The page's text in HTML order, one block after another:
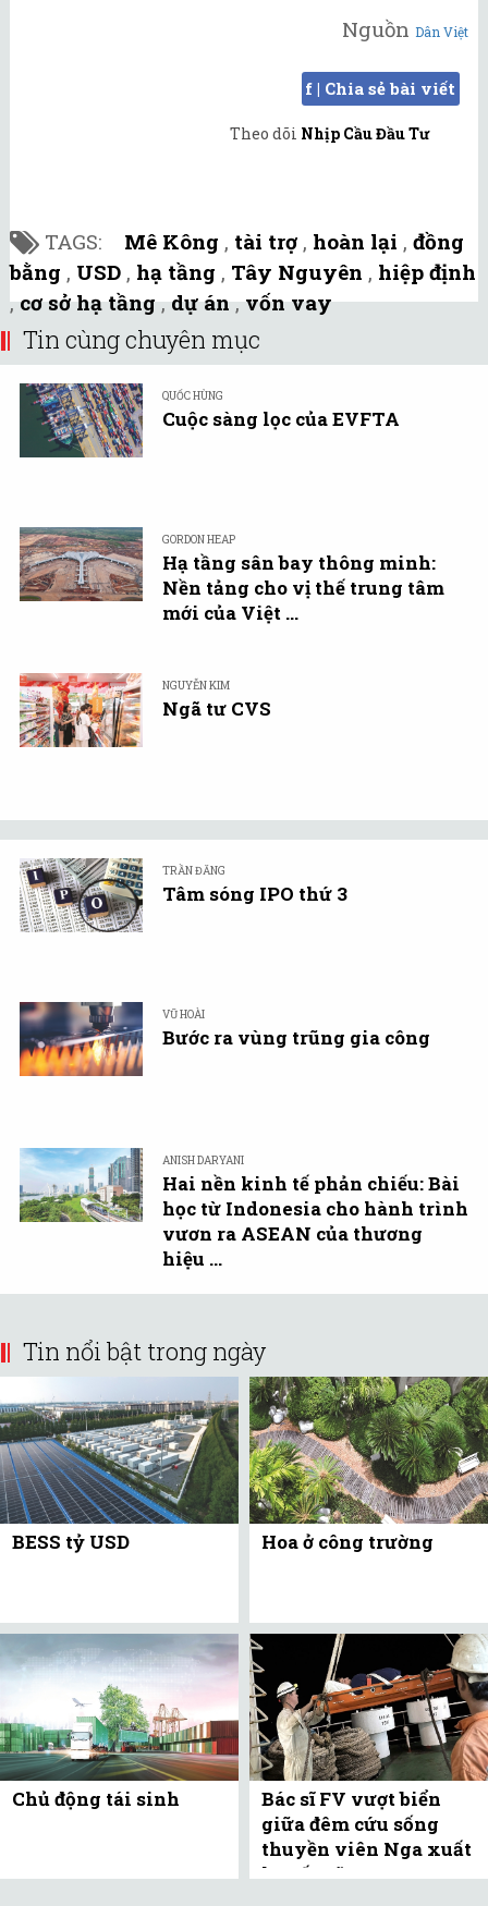
Nguồn Dân Việt
f | Chia sẻ bài viết
Theo dõi Nhịp Cầu Đầu Tư
TAGS: Mê Kông , tài trợ , hoàn lại , đồng
bằng , USD , hạ tầng , Tây Nguyên , hiệp định
,cơ sở hạ tầng,dự án,vốn vay
Tin cùng chuyên mục
QUỐC HÙNG
Cuộc sàng lọc của EVFTA
GORDON HEAP
Hạ tầng sân bay thông minh:
Nền tảng cho vị thế trung tâm
mới của Việt ...
NGUYỄN KIM
Ngã tư CVS
TRẦN ĐĂNG
Tâm sóng IPO thứ 3
VŨ HOÀI
Bước ra vùng trũng gia công
ANISH DARYANI
Hai nền kinh tế phản chiếu: Bài
học từ Indonesia cho hành trình
vươn ra ASEAN của thương
hiệu ...
Tin nổi bật trong ngày
BESS tỷ USD Hoa ở công trường
Chủ động tái sinh
Bác sĩ FV vượt biển
giữa đêm cứu sống
thuyền viên Nga xuất
huyết não